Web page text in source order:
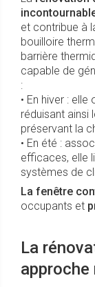
et contribue à
bouilloire
barrière
capable de
:
• En hiver :
réduisant ainsi
préservant la
• En été :
efficaces, elle
systèmes de
La fenêtre
occupants et
La